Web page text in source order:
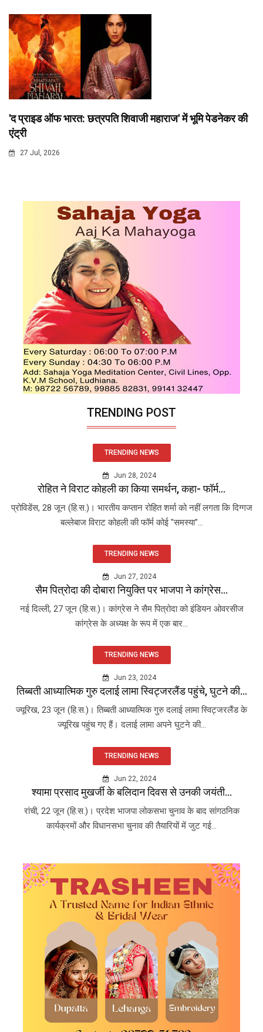
'द प्राइड ऑफ भारत: छत्रपति शिवाजी महाराज' में भूमि पेडनेकर की
एंट्री
27 Jul, 2026
TRENDING POST
TRENDING NEWS
Jun 28, 2024
रोहित ने विराट कोहली का किया समर्थन, कहा- फॉर्म...
प्रोविडेंस, 28 जून (हि.स.)। भारतीय कप्तान रोहित शर्मा को नहीं लगता कि दिग्गज
बल्लेबाज विराट कोहली की फॉर्म कोई "समस्या"...
TRENDING NEWS
Jun 27, 2024
सैम पित्रोदा की दोबारा नियुक्ति पर भाजपा ने कांग्रेस...
नई दिल्ली, 27 जून (हि.स.)। कांग्रेस ने सैम पित्रोदा को इंडियन ओवरसीज
कांग्रेस के अध्यक्ष के रूप में एक बार...
TRENDING NEWS
Jun 23, 2024
तिब्बती आध्यात्मिक गुरु दलाई लामा स्विट्जरलैंड पहुंचे, घुटने की...
ज्यूरिख, 23 जून (हि.स.)। तिब्बती आध्यात्मिक गुरु दलाई लामा स्विट्जरलैंड के
ज्यूरिख पहुंच गए हैं। दलाई लामा अपने घुटने की...
TRENDING NEWS
Jun 22, 2024
श्यामा प्रसाद मुखर्जी के बलिदान दिवस से उनकी जयंती...
रांची, 22 जून (हि.स.)। प्रदेश भाजपा लोकसभा चुनाव के बाद सांगठनिक
कार्यक्रमों और विधानसभा चुनाव की तैयारियों में जुट गई...